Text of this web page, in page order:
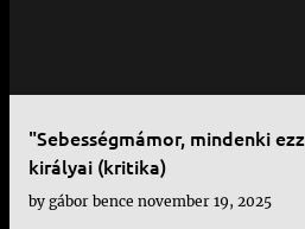
"Sebességmámor, mindenki
királyai (kritika)
by gábor bence november 19, 2025